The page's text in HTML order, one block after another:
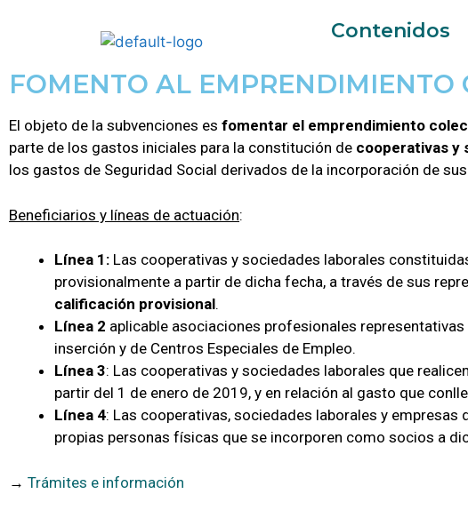
Contenidos
FOMENTO AL EMPRENDIMIENTO
El objeto de la subvenciones es fomentar el emprendimiento
parte de los gastos iniciales para la constitución de cooperativas y
los gastos de Seguridad Social derivados de la incorporación de
Beneficiarios y líneas de actuación:
Línea 1: Las cooperativas y sociedades laborales
provisionalmente a partir de dicha fecha, a través de sus
calificación provisional.
Línea 2 aplicable asociaciones profesionales
inserción y de Centros Especiales de Empleo.
Línea 3: Las cooperativas y sociedades laborales que realicen
partir del 1 de enero de 2019, y en relación al gasto que
Línea 4: Las cooperativas, sociedades laborales y
propias personas físicas que se incorporen como socios a
→ Trámites e información